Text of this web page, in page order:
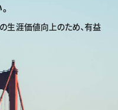
生涯価値向上のため、有益